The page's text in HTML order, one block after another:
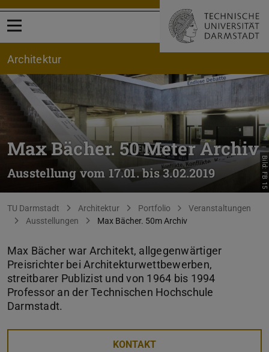
Menü öffnen
Architektur
Max Bächer. 50 Meter Archiv
Ausstellung vom 17.01. bis 3.02.2019 Bild: FB 15
Sie befinden sich hier:
TU Darmstadt Architektur Portfolio
Veranstaltungen
Ausstellungen
Max Bächer. 50m Archiv
Max Bächer war Architekt, allgegenwärtiger
Preisrichter bei Architekturwettbewerben,
streitbarer Publizist und von 1964 bis 1994
Professor an der Technischen Hochschule
Darmstadt.
KONTAKT